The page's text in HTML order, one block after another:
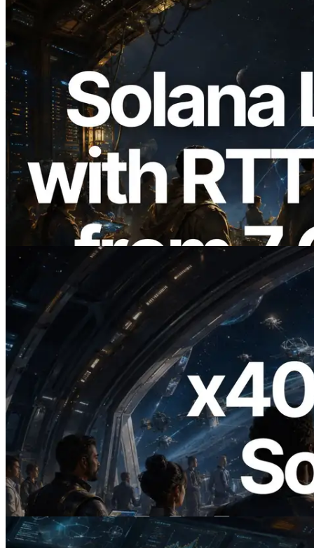
2026.08.05
ERPC étend l’API Solana Leader Slot
avec la mesure du ping depuis 7 régions
du monde — l’API Validators
Information est également lancée
2026.07.04
ERPC lance un RPC Solana compatible
x402 — L'ère où les agents IA paient à la
demande les API dont ils ont besoin
Lire cet article